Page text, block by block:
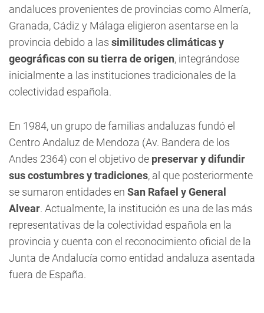
andaluces provenientes de provincias como Almería,
Granada, Cádiz y Málaga eligieron asentarse en la
provincia debido a las similitudes climáticas y
geográficas con su tierra de origen, integrándose
inicialmente a las instituciones tradicionales de la
colectividad española.
En 1984, un grupo de familias andaluzas fundó el
Centro Andaluz de Mendoza (Av. Bandera de los
Andes 2364) con el objetivo de preservar y difundir
sus costumbres y tradiciones, al que posteriormente
se sumaron entidades en San Rafael y General
Alvear. Actualmente, la institución es una de las más
representativas de la colectividad española en la
provincia y cuenta con el reconocimiento oficial de la
Junta de Andalucía como entidad andaluza asentada
fuera de España.